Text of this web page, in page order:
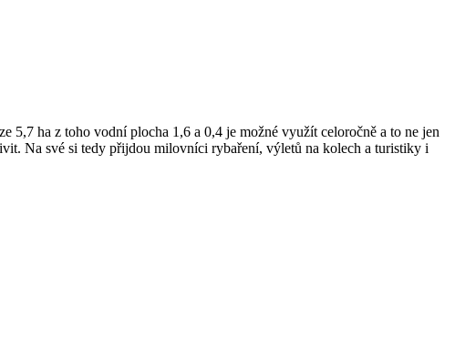
ha z toho vodní plocha 1,6 a 0,4 je možné využít celoročně a to ne jen
Na své si tedy přijdou milovníci rybaření, výletů na kolech a turistiky i